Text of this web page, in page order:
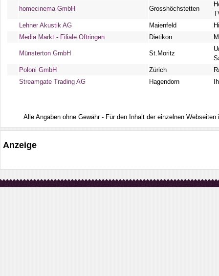
homecinema GmbH Grosshöchstetten
Lehner Akustik AG
Maienfeld
Media Markt - Filiale Oftringen
Dietikon
Münsterton GmbH St.Moritz
Poloni GmbH
Zürich
Streamgate Trading AG
Hagendorn
Alle Angaben ohne Gewähr - Für den Inhalt der einzelnen Webseiten
Anzeige